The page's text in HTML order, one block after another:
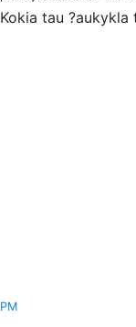
Kokia tau ?aukykla
PM